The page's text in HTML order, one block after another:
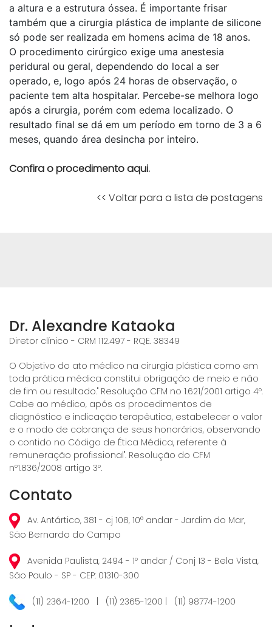
a altura e a estrutura óssea. É importante frisar
também que a cirurgia plástica de implante de silicone
só pode ser realizada em homens acima de 18 anos.
O procedimento cirúrgico exige uma anestesia
peridural ou geral, dependendo do local a ser
operado, e, logo após 24 horas de observação, o
paciente tem alta hospitalar. Percebe-se melhora logo
após a cirurgia, porém com edema localizado. O
resultado final se dá em um período em torno de 3 a 6
meses, quando área desincha por inteiro.
Confira o procedimento aqui.
<< Voltar para a lista de postagens
Dr. Alexandre Kataoka
Diretor clínico - CRM 112.497 - RQE. 38349
O Objetivo do ato médico na cirurgia plástica como em
toda prática médica constitui obrigação de meio e não
de fim ou resultado." Resolução CFM no 1.621/2001 artigo 4º.
Cabe ao médico, após os procedimentos de
diagnóstico e indicação terapêutica, estabelecer o valor
e o modo de cobrança de seus honorários, observando
o contido no Código de Ética Médica, referente à
remuneração profissional". Resolução do CFM
nº1.836/2008 artigo 3º.
Contato
Av. Antártico, 381 - cj 108, 10° andar - Jardim do Mar,
São Bernardo do Campo
Avenida Paulista, 2494 - 1º andar / Conj 13 - Bela Vista,
São Paulo - SP - CEP: 01310-300
(11) 2364-1200 | (11) 2365-1200 | (11) 98774-1200